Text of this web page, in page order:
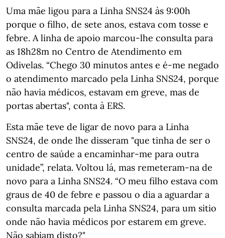
Uma mãe ligou para a Linha SNS24 às 9:00h
porque o filho, de sete anos, estava com tosse e
febre. A linha de apoio marcou-lhe consulta para
as 18h28m no Centro de Atendimento em
Odivelas. “Chego 30 minutos antes e é-me negado
o atendimento marcado pela Linha SNS24, porque
não havia médicos, estavam em greve, mas de
portas abertas", conta à ERS.
Esta mãe teve de ligar de novo para a Linha
SNS24, de onde lhe disseram "que tinha de ser o
centro de saúde a encaminhar-me para outra
unidade”, relata. Voltou lá, mas remeteram-na de
novo para a Linha SNS24. “O meu filho estava com
graus de 40 de febre e passou o dia a aguardar a
consulta marcada pela Linha SNS24, para um sitio
onde não havia médicos por estarem em greve.
Não sabiam disto?"